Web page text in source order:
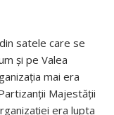
satele care se
şi pe Valea
mai era
Majestăţii
era lupta